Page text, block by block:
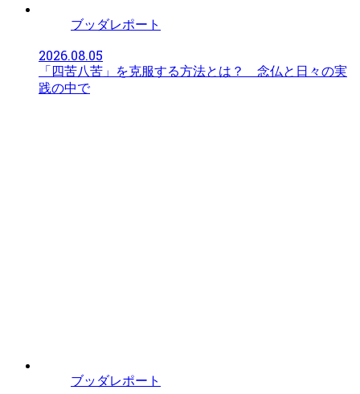
ブッダレポート
2026.08.05
「四苦八苦」を克服する方法とは？ 念仏と日々の実
践の中で
ブッダレポート